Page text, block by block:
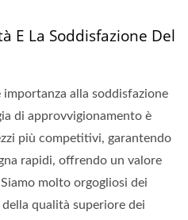
E La Soddisfazione Del
importanza alla soddisfazione
di approvvigionamento è
più competitivi, garantendo
rapidi, offrendo un valore
molto orgogliosi dei
qualità superiore dei